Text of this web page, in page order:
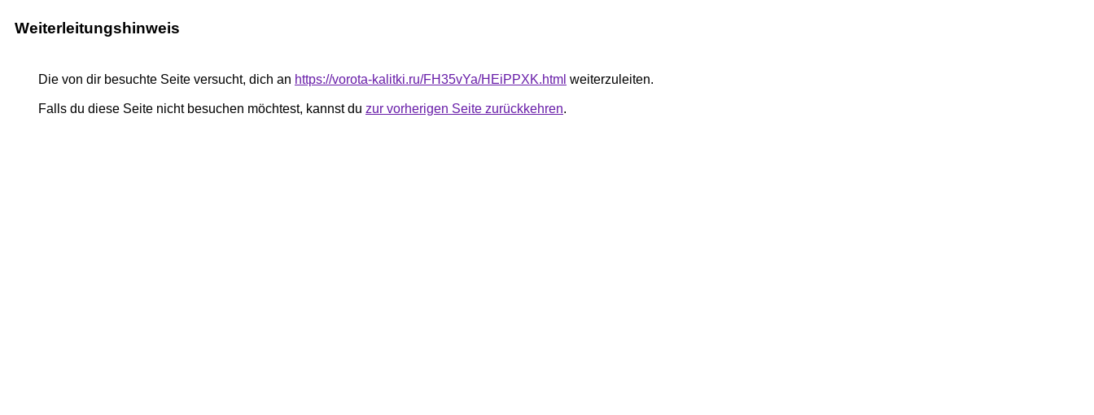
Weiterleitungshinweis
Die von dir besuchte Seite versucht, dich an https://vorota-kalitki.ru/FH35vYa/HEiPPXK.html weiterzuleiten.
Falls du diese Seite nicht besuchen möchtest, kannst du zur vorherigen Seite zurückkehren.